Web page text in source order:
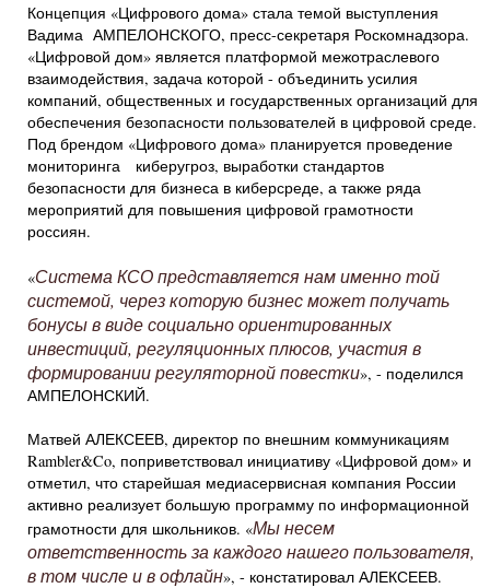
Концепция «Цифрового дома» стала темой выступления
Вадима АМПЕЛОНСКОГО, пресс-секретаря Роскомнадзора.
«Цифровой дом» является платформой межотраслевого
взаимодействия, задача которой - объединить усилия
компаний, общественных и государственных организаций для
обеспечения безопасности пользователей в цифровой среде.
Под брендом «Цифрового дома» планируется проведение
мониторинга киберугроз, выработки стандартов
безопасности для бизнеса в киберсреде, а также ряда
мероприятий для повышения цифровой грамотности
россиян.
«Система КСО представляется нам именно той
системой, через которую бизнес может получать
бонусы в виде социально ориентированных
инвестиций, регуляционных плюсов, участия в
формировании регуляторной повестки», - поделился
АМПЕЛОНСКИЙ.
Матвей АЛЕКСЕЕВ, директор по внешним коммуникациям
Rambler&Co, поприветствовал инициативу «Цифровой дом» и
отметил, что старейшая медиасервисная компания России
активно реализует большую программу по информационной
грамотности для школьников. «Мы несем
ответственность за каждого нашего пользователя,
в том числе и в офлайн», - констатировал АЛЕКСЕЕВ.